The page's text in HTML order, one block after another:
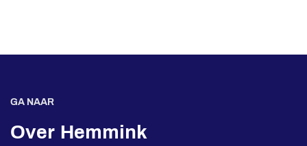
GA NAAR
Over Hemmink